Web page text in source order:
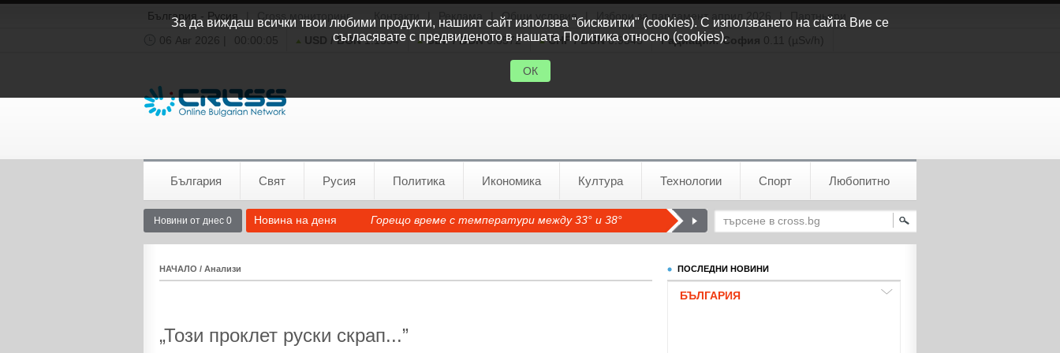
България - Русия Cross мониторинг Общи условия Избори за парламент април 2026
Партньори
06 Авг 2026 |
00:00:06 USD / BGN1.1554 GBP / BGN0.8572 CHF / BGN0.9345 Радиация:София 0.11 (µSv/h)
България Свят Русия Политика Икономика Култура Технологии Спорт Любопитно
Новини от днес 0 Новина на деня Горещо време с температури между 33° и 38°
НАЧАЛО / Анализи
„Този проклет руски скрап...”
ПОСЛЕДНИ НОВИНИ
БЪЛГАРИЯ
За да виждаш всички твои любими продукти, нашият сайт използва "бисквитки" (cookies). С използването на сайта Вие се
съгласявате с предвиденото в нашата Политика относно (cookies).
ОК